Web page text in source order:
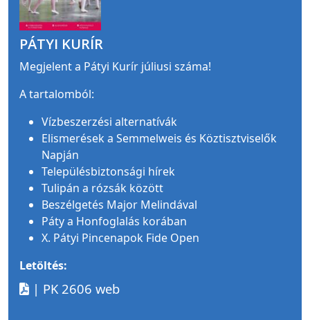
PÁTYI KURÍR
Megjelent a Pátyi Kurír júliusi száma!
A tartalomból:
Vízbeszerzési alternatívák
Elismerések a Semmelweis és Köztisztviselők
Napján
Településbiztonsági hírek
Tulipán a rózsák között
Beszélgetés Major Melindával
Páty a Honfoglalás korában
X. Pátyi Pincenapok Fide Open
Letöltés:
| PK 2606 web